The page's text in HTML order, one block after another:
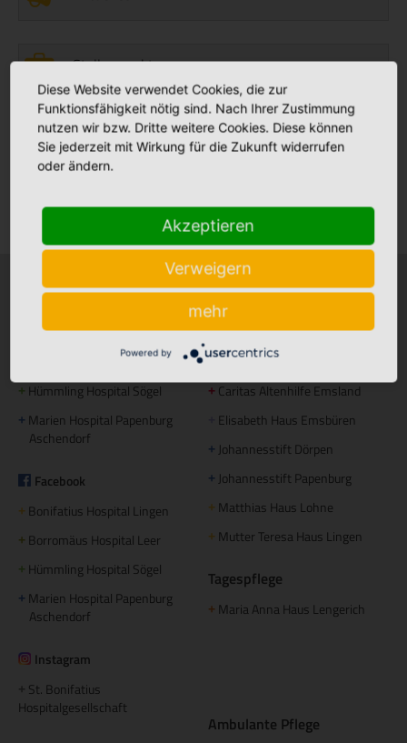
Stellenmarkt
Babyalbum
Klinikfinder
Krankenhäuser
Bonifatius Hospital Lingen
Borromäus Hospital Leer
+ Hümmling Hospital Sögel
+ Marien Hospital Papenburg
Aschendorf
Facebook
+ Bonifatius Hospital Lingen
+ Borromäus Hospital Leer
+ Hümmling Hospital Sögel
+ Marien Hospital Papenburg
Aschendorf
Instagram
St. Bonifatius
Hospitalgesellschaft
Stationäre Pflege
+Maria Anna Haus Lengerich
+St. Katharina Haus Thuine
+ Caritas Altenhilfe Emsland
Elisabeth Haus Emsbüren
+ Johannesstift Dörpen
+ Johannesstift Papenburg
+ Matthias Haus Lohne
+ Mutter Teresa Haus Lingen
Tagespflege
+ Maria Anna Haus Lengerich
Ambulante Pflege
Diese Website verwendet Cookies, die zur
Funktionsfähigkeit nötig sind. Nach Ihrer Zustimmung
nutzen wir bzw. Dritte weitere Cookies. Diese können
Sie jederzeit mit Wirkung für die Zukunft widerrufen
oder ändern.
Akzeptieren
Verweigern
mehr
Powered by